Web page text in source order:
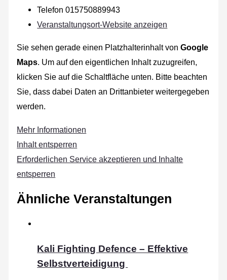
Telefon 015750889943
Veranstaltungsort-Website anzeigen
Sie sehen gerade einen Platzhalterinhalt vonGoogle
Maps. Um auf den eigentlichen Inhalt zuzugreifen,
klicken Sie auf die Schaltfläche unten. Bitte beachten
Sie, dass dabei Daten an Drittanbieter weitergegeben
werden.
Mehr Informationen
Inhalt entsperren
Erforderlichen Service akzeptieren und Inhalte
entsperren
Ähnliche Veranstaltungen
Kali Fighting Defence – Effektive
Selbstverteidigung